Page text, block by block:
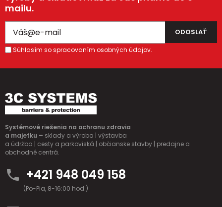
mailu.
Súhlasím so spracovaním osobných údajov.
Systémové riešenia na ochranu zdravia
a majetku – sklady a výroba | výstavba
a údržba | cesty a parkoviská | občianske stavby | predajne a
obchodné centrá.
+421 948 049 158
(Po-Pia, 8-16:00 hod.)